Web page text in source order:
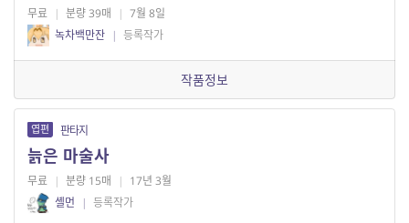
무료 | 분량 39매 | 7월 8일
녹차백만잔 | 등록작가
작품정보
엽편 판타지
늙은 마술사
무료 | 분량 15매 | 17년 3월
셸먼
| 등록작가